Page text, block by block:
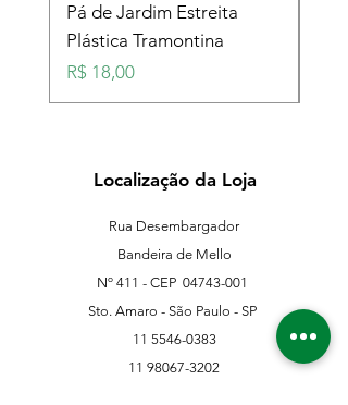
Pá de Jardim Estreita
Plástica Tramontina
Preço
R$ 18,00
Localização da Loja
Rua Desembargador
Bandeira de Mello
Nº 411 - CEP 04743-001
Sto. Amaro - São Paulo - SP
11 5546-0383
11 98067-3202